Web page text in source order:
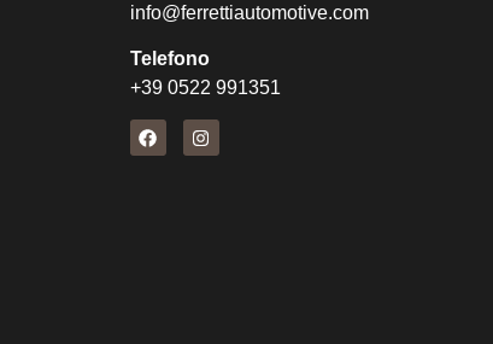
info@ferrettiautomotive.com
Telefono
+39 0522 991351